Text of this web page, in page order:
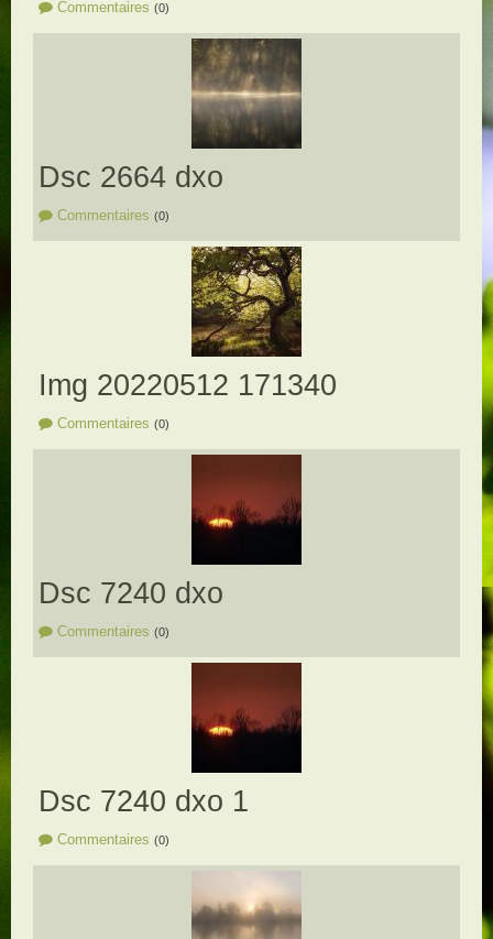
Commentaires (0)
Dsc 2664 dxo
Commentaires (0)
Img 20220512 171340
Commentaires (0)
Dsc 7240 dxo
Commentaires (0)
Dsc 7240 dxo 1
Commentaires (0)